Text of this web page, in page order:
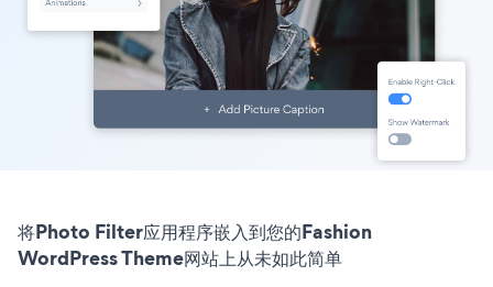
将Photo Filter应用程序嵌入到您的Fashion
WordPress Theme网站上从未如此简单